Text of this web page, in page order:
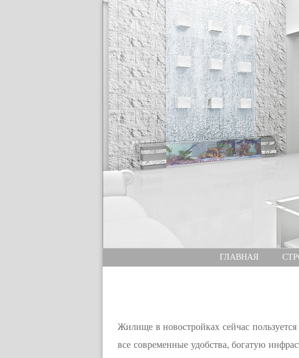
ГЛАВНАЯ
Жилище в новостройках сейчас
все современные удобства, богатую